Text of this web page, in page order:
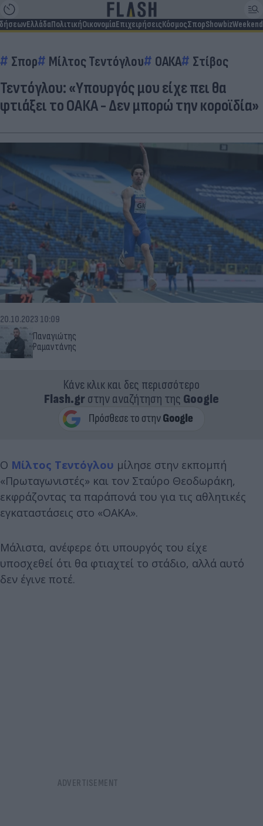
ΕλλάδαΠολιτικήΟικονομίαΕπιχειρήσειςΚόσμοςΣπορShowbizWeekend
Σπορ Μίλτος Τεντόγλου ΟΑΚΑ Στίβος
Τεντόγλου: «Υπουργός μου είχε πει θα
φτιάξει το ΟΑΚΑ - Δεν μπορώ την κοροϊδία»
Παναγιώτης
Ραμαντάνης
20.10.2023 10:09
Κάνε κλικ και δες περισσότερο
Flash.grστην αναζήτηση της Google
Ο Μίλτος Τεντόγλου μίλησε στην εκπομπή
«Πρωταγωνιστές» και τον Σταύρο Θεοδωράκη,
εκφράζοντας τα παράπονά του για τις αθλητικές
εγκαταστάσεις στο «ΟΑΚΑ».
Μάλιστα, ανέφερε ότι υπουργός του είχε
υποσχεθεί ότι θα φτιαχτεί το στάδιο, αλλά αυτό
δεν έγινε ποτέ.